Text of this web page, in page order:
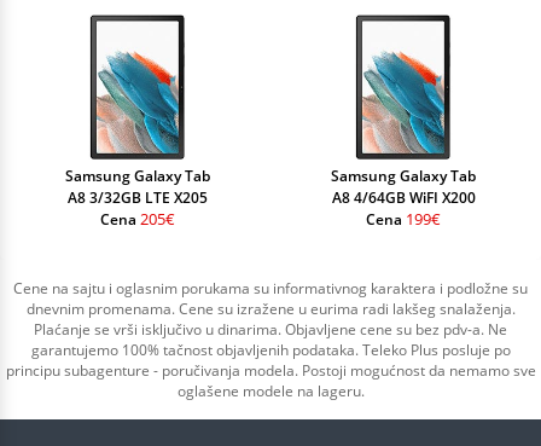
Samsung Galaxy Tab
A8 3/32GB LTE X205
Cena 205€
Samsung Galaxy Tab
A8 4/64GB WiFI X200
Cena 199€
Cene na sajtu i oglasnim porukama su informativnog karaktera i podložne su
dnevnim promenama. Cene su izražene u eurima radi lakšeg snalaženja.
Plaćanje se vrši isključivo u dinarima. Objavljene cene su bez pdv-a. Ne
garantujemo 100% tačnost objavljenih podataka. Teleko Plus posluje po
principu subagenture - poručivanja modela. Postoji mogućnost da nemamo sve
oglašene modele na lageru.